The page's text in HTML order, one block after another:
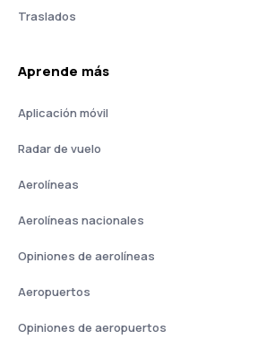
Traslados
Aprende más
Aplicación móvil
Radar de vuelo
Aerolíneas
Aerolíneas nacionales
Opiniones de aerolíneas
Aeropuertos
Opiniones de aeropuertos